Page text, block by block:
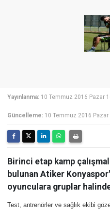
Yayınlanma: 10 Temmuz 2016 Pazar
Güncelleme: 10 Temmuz 2016 Pazar
Birinci etap kamp
bulunan Atiker
oyunculara gruplar
Test, antrenörler ve sağlık ekibi